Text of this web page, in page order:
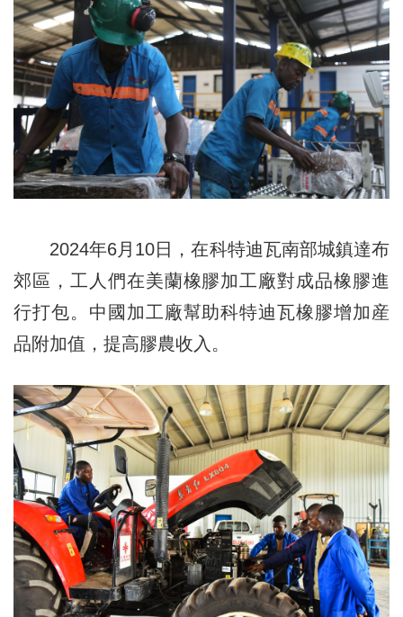
2024年6月10日，在科特迪瓦南部城鎮達布
郊區，工人們在美蘭橡膠加工廠對成品橡膠進
行打包。中國加工廠幫助科特迪瓦橡膠增加産
品附加值，提高膠農收入。